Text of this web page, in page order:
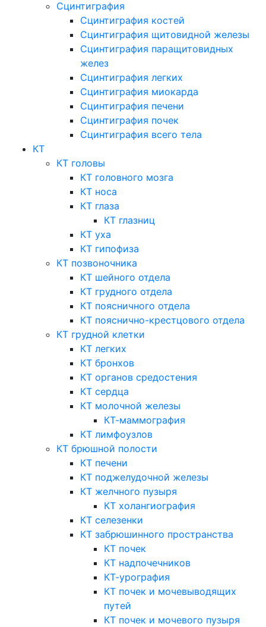
Сцинтиграфия
Сцинтиграфия костей
Сцинтиграфия щитовидной железы
Сцинтиграфия паращитовидных
желез
Сцинтиграфия легких
Сцинтиграфия миокарда
Сцинтиграфия печени
Сцинтиграфия почек
Сцинтиграфия всего тела
КТ
КТ головы
КТ головного мозга
КТ носа
КТ глаза
КТ глазниц
КТ уха
КТ гипофиза
КТ позвоночника
КТ шейного отдела
КТ грудного отдела
КТ поясничного отдела
КТ пояснично-крестцового отдела
КТ грудной клетки
КТ легких
КТ бронхов
КТ органов средостения
КТ сердца
КТ молочной железы
КТ-маммография
КТ лимфоузлов
КТ брюшной полости
КТ печени
КТ поджелудочной железы
КТ желчного пузыря
КТ холангиография
КТ селезенки
КТ забрюшинного пространства
КТ почек
КТ надпочечников
КТ-урография
КТ почек и мочевыводящих
путей
КТ почек и мочевого пузыря